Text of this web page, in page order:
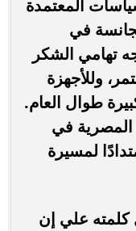
المعتمدة
في
تهامي الشكر
وللأجهزة
طوال العام.
المصرية في
2026 وتشيلي 2027 امتدادًا لمسيرة
كلمته علي إن